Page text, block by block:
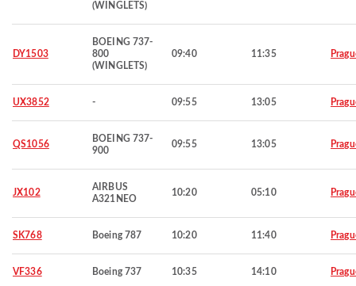
(WINGLETS)
DY1503
BOEING 737-
800
(WINGLETS)
09:40 11:35
UX3852 - 09:55 13:05
QS1056
BOEING 737-
900
09:55 13:05
JX102
AIRBUS
A321NEO
10:20 05:10
SK768 Boeing 787 10:20 11:40
VF336 Boeing 737 10:35 14:10